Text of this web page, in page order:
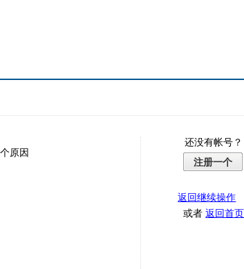
原因
还没有帐号？
注册一个
返回继续操作
或者返回首页